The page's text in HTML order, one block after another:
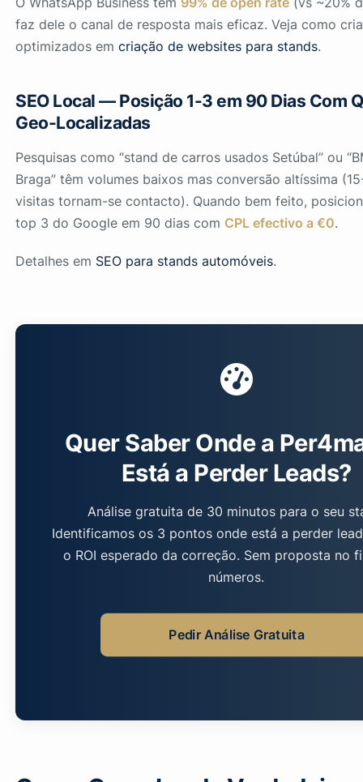
faz dele o canal de resposta mais eficaz. Veja como
optimizados emcriação de websites para stands.
SEO Local — Posição 1-3 em 90 Dias Com
Geo-Localizadas
Pesquisas como“stand de carros usados Setúbal” ou
Braga” têm volumes baixos mas conversão altíssima
visitas tornam-se contacto). Quando bem feito,
top 3 do Google em 90 dias com CPL efectivo a €0.
Detalhes em SEO para stands automóveis.
Quer Saber Onde a
Está a Perder Leads?
Análise gratuita de 30 minutos para o seu
Identificamos os 3 pontos onde está a perder
o ROI esperado da correção. Sem proposta no
números.
Pedir Análise Gratuita